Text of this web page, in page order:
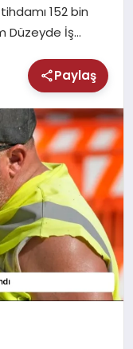
152 bin
Düzeyde İş…
Paylaş